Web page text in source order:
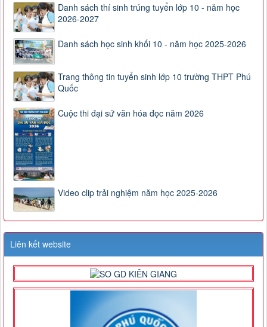
Danh sách thí sinh trúng tuyển lớp 10 - năm học
2026-2027
Danh sách học sinh khối 10 - năm học 2025-2026
Trang thông tin tuyển sinh lớp 10 trường THPT Phú
Quốc
Cuộc thi đại sứ văn hóa đọc năm 2026
Video clip trải nghiệm năm học 2025-2026
Liên kết website